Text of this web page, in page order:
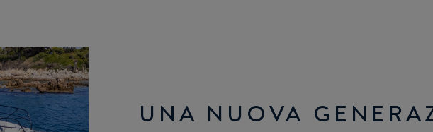
UNA NUOVA